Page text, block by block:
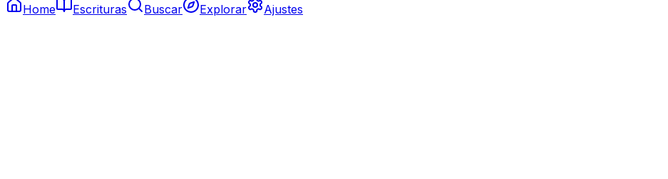
Home Escrituras Buscar Explorar Ajustes